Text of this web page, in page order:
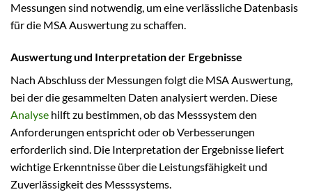
Messungen sind notwendig, um eine verlässliche Datenbasis
für die MSA Auswertung zu schaffen.
Auswertung und Interpretation der Ergebnisse
Nach Abschluss der Messungen folgt die MSA Auswertung,
bei der die gesammelten Daten analysiert werden. Diese
Analyse hilft zu bestimmen, ob das Messsystem den
Anforderungen entspricht oder ob Verbesserungen
erforderlich sind. Die Interpretation der Ergebnisse liefert
wichtige Erkenntnisse über die Leistungsfähigkeit und
Zuverlässigkeit des Messsystems.